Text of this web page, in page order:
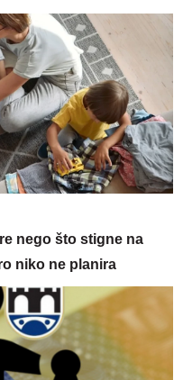
nego što stigne na
niko ne planira